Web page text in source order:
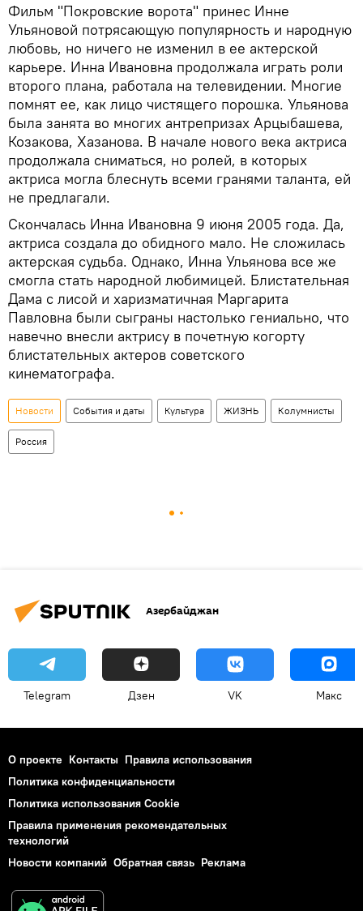
Фильм "Покровские ворота" принес Инне
Ульяновой потрясающую популярность и народную
любовь, но ничего не изменил в ее актерской
карьере. Инна Ивановна продолжала играть роли
второго плана, работала на телевидении. Многие
помнят ее, как лицо чистящего порошка. Ульянова
была занята во многих антрепризах Арцыбашева,
Козакова, Хазанова. В начале нового века актриса
продолжала сниматься, но ролей, в которых
актриса могла блеснуть всеми гранями таланта, ей
не предлагали.
Скончалась Инна Ивановна 9 июня 2005 года. Да,
актриса создала до обидного мало. Не сложилась
актерская судьба. Однако, Инна Ульянова все же
смогла стать народной любимицей. Блистательная
Дама с лисой и харизматичная Маргарита
Павловна были сыграны настолько гениально, что
навечно внесли актрису в почетную когорту
блистательных актеров советского
кинематографа.
Новости События и даты Культура ЖИЗНЬ Колумнисты
Россия
Азербайджан
Telegram Дзен VK Макс
О проекте Контакты Правила использования
Политика конфиденциальности
Политика использования Cookie
Правила применения рекомендательных
технологий
Новости компаний Обратная связь Реклама